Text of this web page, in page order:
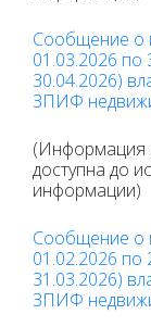
Сообщение о
01.03.2026 по
30.04.2026)
ЗПИФ
(Информация
доступна до
информации)
Сообщение о
01.02.2026 по
31.03.2026)
ЗПИФ